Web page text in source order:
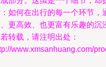
如何在出行的每一个环节，
更高效、也更富有乐趣的沉
转载，请注明出处：
www.xmsanhuang.com/